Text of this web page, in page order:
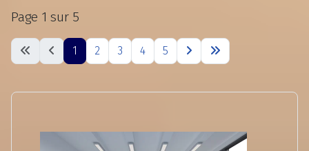
Page 1 sur 5
1 2 3 4 5